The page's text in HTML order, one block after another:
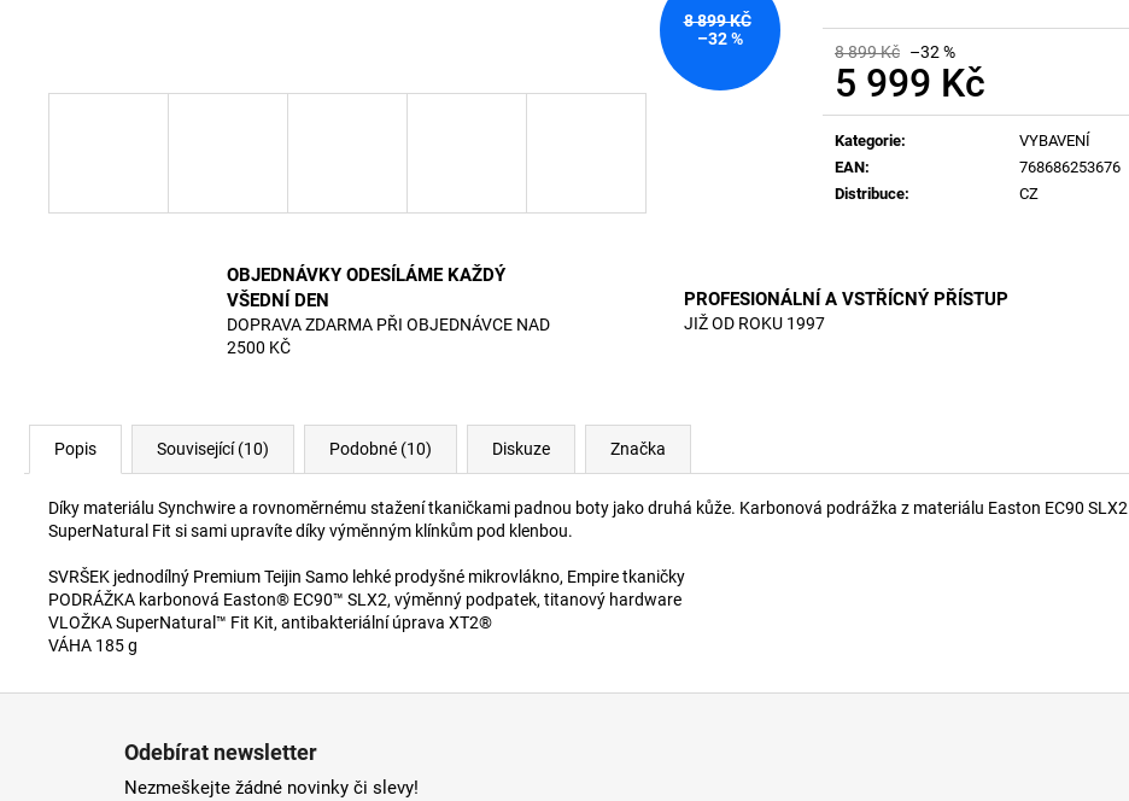
8 899 Kč –32 %
5 999 Kč
Měrná
cena:
Kategorie:
VYBAVENÍ
EAN:
768686253676
Distribuce: CZ
8 899 KČ
–32 %
OBJEDNÁVKY ODESÍLÁME KAŽDÝ
VŠEDNÍ DEN
DOPRAVA ZDARMA PŘI OBJEDNÁVCE NAD
2500 KČ
PROFESIONÁLNÍ A VSTŘÍCNÝ PŘÍSTUP
JIŽ OD ROKU 1997
Popis Související (10) Podobné (10) Diskuze Značka
Díky materiálu Synchwire a rovnoměrnému stažení tkaničkami padnou boty jako druhá kůže. Karbonová podrážka z materiálu Easton EC90
SuperNatural Fit si sami upravíte díky výměnným klínkům pod klenbou.
SVRŠEK jednodílný Premium Teijin Samo lehké prodyšné mikrovlákno, Empire tkaničky
PODRÁŽKA karbonová Easton® EC90™ SLX2, výměnný podpatek, titanový hardware
VLOŽKA SuperNatural™ Fit Kit, antibakteriální úprava XT2®
VÁHA 185 g
Odebírat newsletter
Nezmeškejte žádné novinky či slevy!